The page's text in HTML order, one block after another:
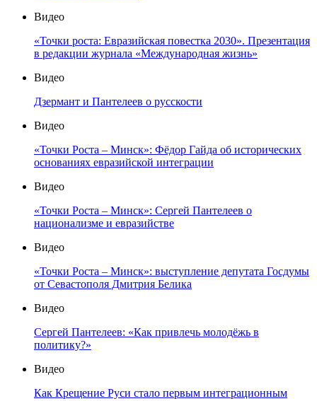
Видео
«Точки роста: Евразийская повестка 2030». Презентация
в редакции журнала «Международная жизнь»
Видео
Дзермант и Пантелеев о русскости
Видео
«Точки Роста – Минск»: Фёдор Гайда об исторических
основаниях евразийской интеграции
Видео
«Точки Роста – Минск»: Сергей Пантелеев о
национализме и евразийстве
Видео
«Точки Роста – Минск»: выступление депутата Госдумы
от Севастополя Дмитрия Белика
Видео
Сергей Пантелеев: «Как привлечь молодёжь в
политику?»
Видео
Как Крещение Руси стало первым интеграционным